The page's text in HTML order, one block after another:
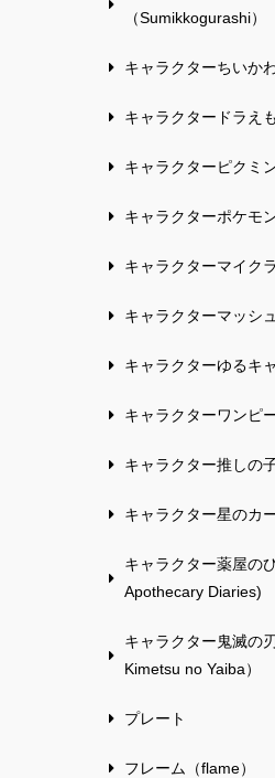
（Sumikkogurashi）
キャラクターちいか
キャラクタードラえ
キャラクターピクミ
キャラクターポケモ
キャラクターマイク
キャラクターマッシ
キャラクターゆるキ
キャラクターワンピ
キャラクター推しの
キャラクター星のカ
キャラクター薬屋の
Apothecary Diaries)
キャラクター鬼滅の
Kimetsu no Yaiba）
プレート
フレーム（flame）